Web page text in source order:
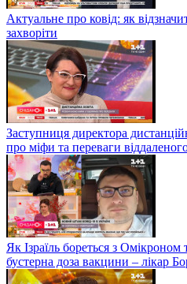
Актуальне про ковід: як
захворіти
Заступниця директора
про міфи та переваги
Як Ізраїль бореться з Омікроном
бустерна доза вакцини – лікар